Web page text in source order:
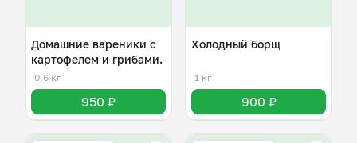
Домашние вареники с
картофелем и грибами.
0,6 кг
950 ₽
Холодный борщ
1 кг
900 ₽